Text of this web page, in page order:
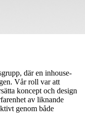
där en inhouse-
Vår roll var att
koncept och design
av liknande
genom både